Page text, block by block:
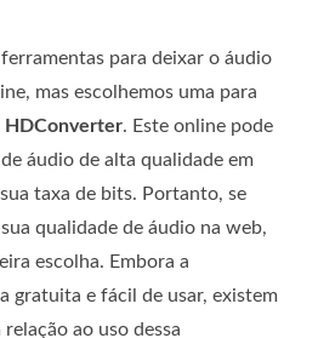
para deixar o áudio
mas escolhemos uma para
HDConverter. Este online pode
áudio de alta qualidade em
taxa de bits. Portanto, se
qualidade de áudio na web,
escolha. Embora a
gratuita e fácil de usar, existem
ao uso dessa